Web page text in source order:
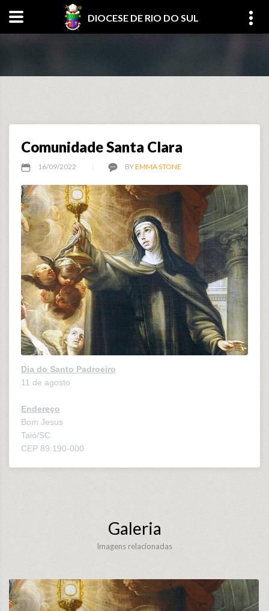
DIOCESE DE RIO DO SUL
Comunidade Santa Clara
16/09/2022 BYEMMA STONE
Dia do Santo Padroeiro
11 de agosto
Endereço
Bom Jesus
Taió/SC
CEP 89.190-000
Galeria
Imagens relacionadas